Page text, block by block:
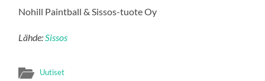
Nohill Paintball & Sissos-tuote Oy
Lähde: Sissos
Uutiset